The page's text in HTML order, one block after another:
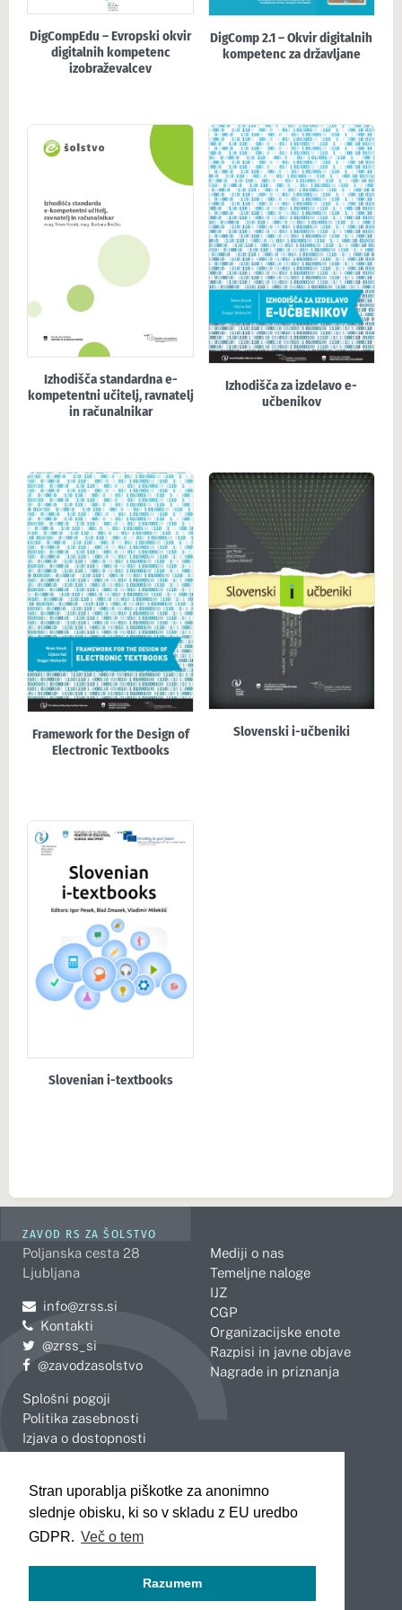
Stran uporablja piškotke za anonimno
slednje obisku, ki so v skladu z EU uredbo
GDPR. Več o tem
Razumem
DigCompEdu – Evropski okvir
digitalnih kompetenc
izobraževalcev
DigComp 2.1 – Okvir digitalnih
kompetenc za državljane
Izhodišča standardna e-
kompetentni učitelj, ravnatelj
in računalnikar
Izhodišča za izdelavo e-
učbenikov
Framework for the Design of
Electronic Textbooks
Slovenski i-učbeniki
Slovenian i-textbooks
ZAVOD RS ZA ŠOLSTVO
Poljanska cesta 28
Ljubljana
Pošljite e-mail na
info@zrss.si
Kontakti
Pojdite na Twitter:
@zrss_si
Pojdite na Facebook:
@zavodzasolstvo
Splošni pogoji
Politika zasebnosti
Izjava o dostopnosti
Mediji o nas
Temeljne naloge
IJZ
CGP
Organizacijske enote
Razpisi in javne objave
Nagrade in priznanja
Celje
Koper
Kranj
Novo mesto
Slovenj Gradec